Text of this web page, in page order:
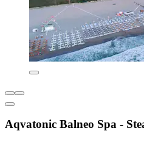
Aqvatonic Balneo Spa -